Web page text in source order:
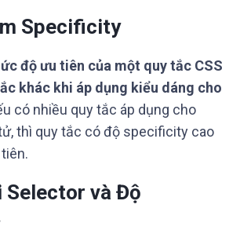
Specificity
độ ưu tiên của một quy tắc CSS
khác khi áp dụng kiểu dáng cho
có nhiều quy tắc áp dụng cho
thì quy tắc có độ specificity cao
Selector và Độ